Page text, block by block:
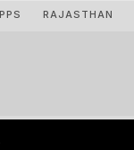
RAJASTHAN